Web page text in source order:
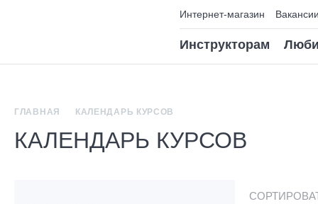
Интернет-магазин Вакансии
Инструкторам
ГЛАВНАЯ КАЛЕНДАРЬ КУРСОВ
КАЛЕНДАРЬ КУРСОВ